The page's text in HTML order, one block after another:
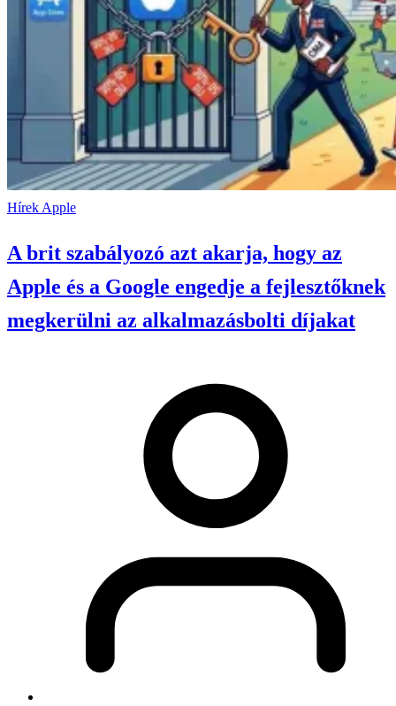
Hírek Apple
A brit szabályozó azt akarja, hogy az
Apple és a Google engedje a fejlesztőknek
megkerülni az alkalmazásbolti díjakat